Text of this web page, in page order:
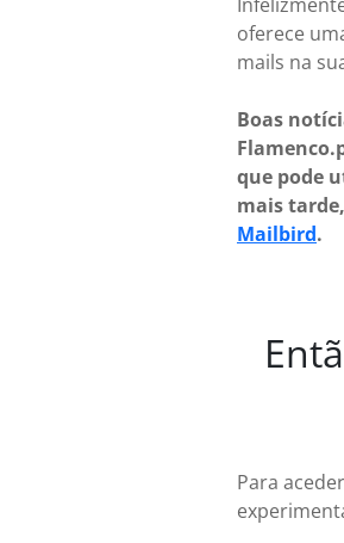
oferece
mails na
Boas
que pode
mais
Mailbird.
Para